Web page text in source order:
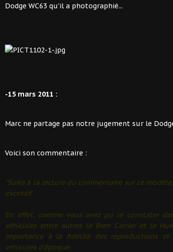
Dodge WC63 qu'il a photographié...
-15 mars 2011 :
Marc ne partage pas notre jugement sur le
Voici son commentaire :
"Suite à la lecture du commentaire sur ce
excessif.
En effet, comme vous avez pu le constater
véhicules entre autres le Bren Carrier et le
importance à la fidélité des reproductions
véhicules d'époque.